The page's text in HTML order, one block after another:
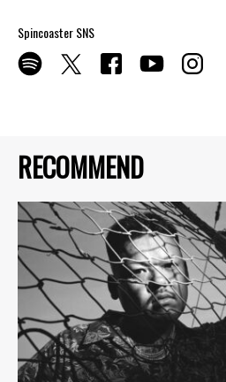
RECOMMEND
Spincoaster SNS